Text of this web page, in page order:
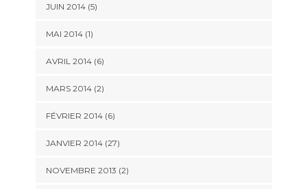
JUIN 2014 (5)
MAI 2014 (1)
AVRIL 2014 (6)
MARS 2014 (2)
FÉVRIER 2014 (6)
JANVIER 2014 (27)
NOVEMBRE 2013 (2)